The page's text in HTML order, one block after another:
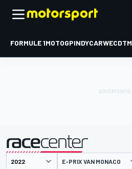
FORMULE 1MOTOGPINDYCARWECDTM
gepresenteerd door E-PRIX VAN MONACO